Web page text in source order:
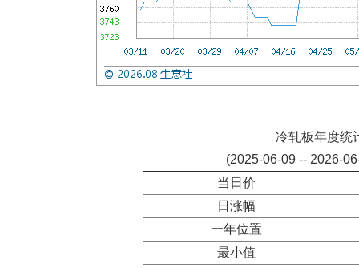
冷轧板年度统
(2025-06-09 -- 2026-
当日价
日涨幅
一年位置
最小值